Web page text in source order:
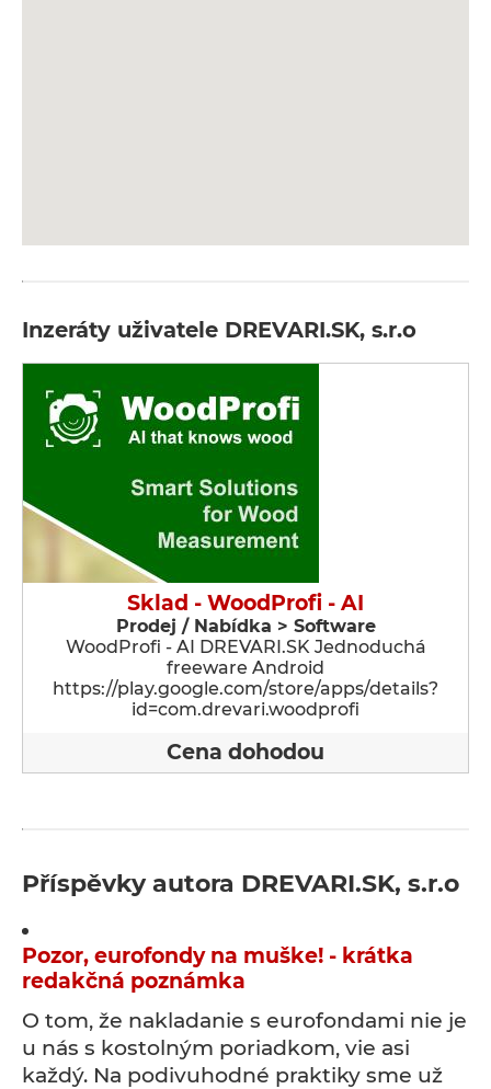
Inzeráty uživatele DREVARI.SK, s.r.o
Sklad - WoodProfi - AI
Prodej / Nabídka > Software
WoodProfi - AI DREVARI.SK Jednoduchá
freeware Android
https://play.google.com/store/apps/details?
id=com.drevari.woodprofi
Cena dohodou
Příspěvky autora DREVARI.SK, s.r.o
Pozor, eurofondy na muške! - krátka
redakčná poznámka
O tom, že nakladanie s eurofondami nie je
u nás s kostolným poriadkom, vie asi
každý. Na podivuhodné praktiky sme už